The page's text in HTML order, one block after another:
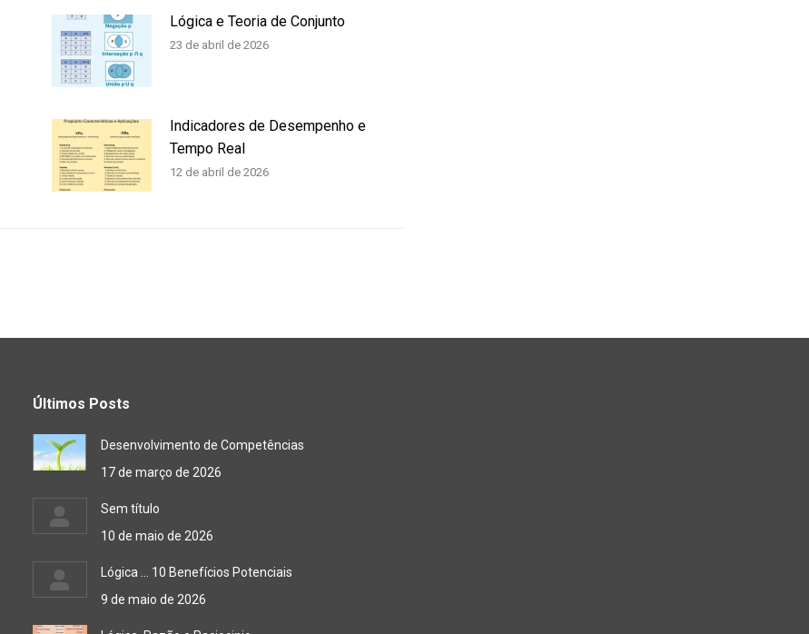
Lógica e Teoria de Conjunto
23 de abril de 2026
Indicadores de Desempenho e
Tempo Real
12 de abril de 2026
Últimos Posts
Desenvolvimento de Competências
17 de março de 2026
Sem título
10 de maio de 2026
Lógica … 10 Benefícios Potenciais
9 de maio de 2026